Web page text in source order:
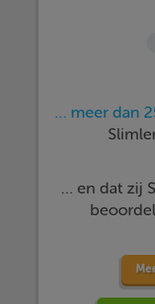
… meer dan
… en dat zij